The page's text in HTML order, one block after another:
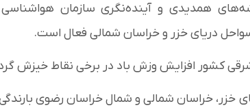
همدیدی و آینده‌نگری سازمان هواشناسی
سواحل دریای خزر و خراسان شمالی فعال است.
شرقی کشور افزایش وزش باد در برخی نقاط خیزش
خزر، خراسان شمالی و شمال خراسان رضوی بارندگی